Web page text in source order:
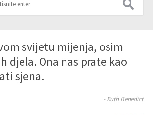
svijetu mijenja, osim
djela. Ona nas prate kao
sjena.
- Ruth Benedict